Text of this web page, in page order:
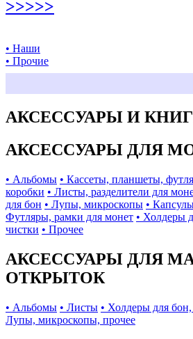
>>>>>
• Наши
• Прочие
АКСЕССУАРЫ И
АКСЕССУАРЫ ДЛЯ
• Альбомы • Кассеты, планшеты,
коробки • Листы, разделители для
для бон • Лупы, микроскопы •
Футляры, рамки для монет • Холдеры
чистки • Прочее
АКСЕССУАРЫ ДЛЯ
ОТКРЫТОК
• Альбомы • Листы • Холдеры для
Лупы, микроскопы, прочее